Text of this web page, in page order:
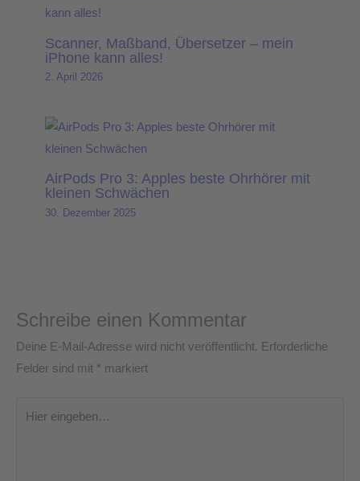
Scanner, Maßband, Übersetzer – mein
iPhone kann alles!
2. April 2026
AirPods Pro 3: Apples beste Ohrhörer mit
kleinen Schwächen
30. Dezember 2025
Schreibe einen Kommentar
Deine E-Mail-Adresse wird nicht veröffentlicht. Erforderliche
Felder sind mit * markiert